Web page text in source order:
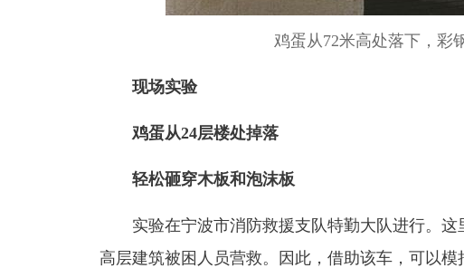
鸡蛋从72米高处落下，彩
现场实验
鸡蛋从24层楼处掉落
轻松砸穿木板和泡沫板
实验在宁波市消防救援支队特勤大队进行。这
高层建筑被困人员营救。因此，借助该车，可以模